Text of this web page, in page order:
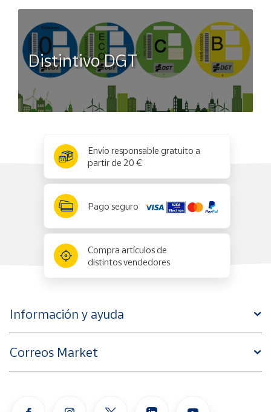
Distintivo DGT
Envío responsable gratuito a
partir de 20 €
Pago seguro
Compra artículos de
distintos vendedores
Información y ayuda
Correos Market